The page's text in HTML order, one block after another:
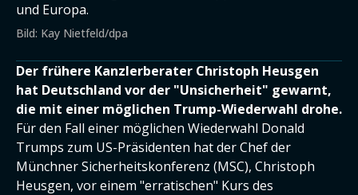
und Europa.
Bild: Kay Nietfeld/dpa
Der frühere Kanzlerberater Christoph Heusgen
hat Deutschland vor der "Unsicherheit" gewarnt,
die mit einer möglichen Trump-Wiederwahl drohe.
Für den Fall einer möglichen Wiederwahl Donald
Trumps zum US-Präsidenten hat der Chef der
Münchner Sicherheitskonferenz (MSC), Christoph
Heusgen, vor einem "erratischen" Kurs des